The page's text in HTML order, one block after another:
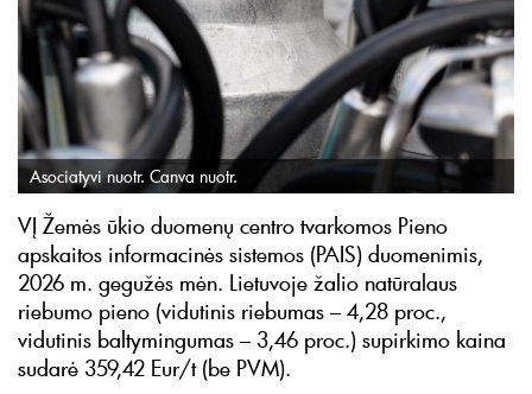
Asociatyvi nuotr. Canva nuotr.
VĮ Žemės ūkio duomenų centro tvarkomos Pieno
apskaitos informacinės sistemos (PAIS) duomenimis,
2026 m. gegužės mėn. Lietuvoje žalio natūralaus
riebumo pieno (vidutinis riebumas – 4,28 proc.,
vidutinis baltymingumas – 3,46 proc.) supirkimo kaina
sudarė 359,42 Eur/t (be PVM).